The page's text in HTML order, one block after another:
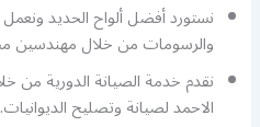
نستورد أفضل ألواح الحديد
والرسومات من خلال مهندسين
نقدم خدمة الصيانة الدورية من
الاحمد لصيانة وتصليح الديوانيات.